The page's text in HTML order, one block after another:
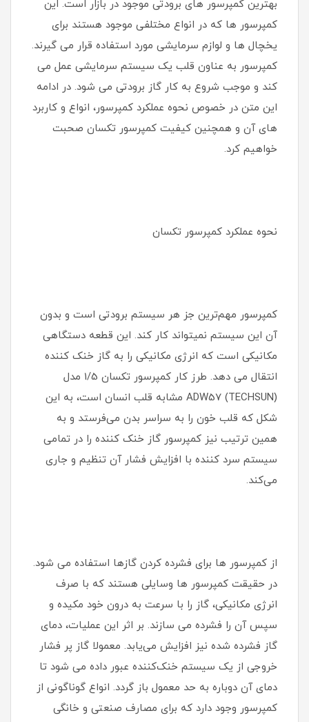
بهترین کمپرسور های برودتی موجود در بازار است. این
کمپرسور ها که در انواع مختلفی موجود هستند برای
یخچال ها و لوازم سرمایشی مورد استفاده قرار می گیرند.
کمپرسور به عناون قلب یک سیستم سرمایشی عمل می
کند و موجب شروع به کار گاز برودتی می شود. در ادامه
این متن در خصوص نحوه عملکرد کمپرسور، انواع و کاربرد
های آن و همچنین کیفیت کمپرسور تکسان صحبت
خواهیم کرد.
نحوه عملکرد کمپرسور تکسان
کمپرسور مهم‌ترین جز هر سیستم برودتی است و بدون
آن این سیستم نمیتواند کار ‌کند. این قطعه دستگاهی
مکانیکی است که انرژی مکانیکی را به گاز خنک کننده
انتقال می ‌دهد. طرز کار کمپرسور تکسان 1/5 مدل
ADW57 (TECHSUN) مشابه قلب انسان است، به این
شکل که قلب خون را به سراسر بدن می‌فرستد و به
همین ترتیب نیز کمپرسور گاز خنک کننده را در تمامی
سیستم سرد کننده با افزایش فشار آن تنظیم و جاری
می‌کند.
از کمپرسور ها برای فشرده کردن گازها استفاده می ‌شود.
در حقیقت کمپرسور ها وسایلی هستند که با صرف
انرژی مکانیکی، گاز را با سرعت به درون خود مکیده و
سپس آن را فشرده می ‌سازند. بر اثر این عملیات، دمای
گاز فشرده شده نیز افزایش می‌یابد. معمولا گاز پر فشار
خروجی از یک سیستم خنک‌کننده عبور داده می شود تا
دمای آن دوباره به حد معمول باز گردد. انواع گوناگونی از
کمپرسور وجود دارد که برای مصارف صنعتی و خانگی